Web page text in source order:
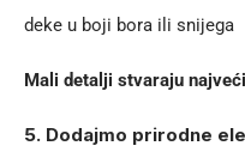
deke u boji bora ili snijega
Mali detalji stvaraju
5. Dodajmo prirodne